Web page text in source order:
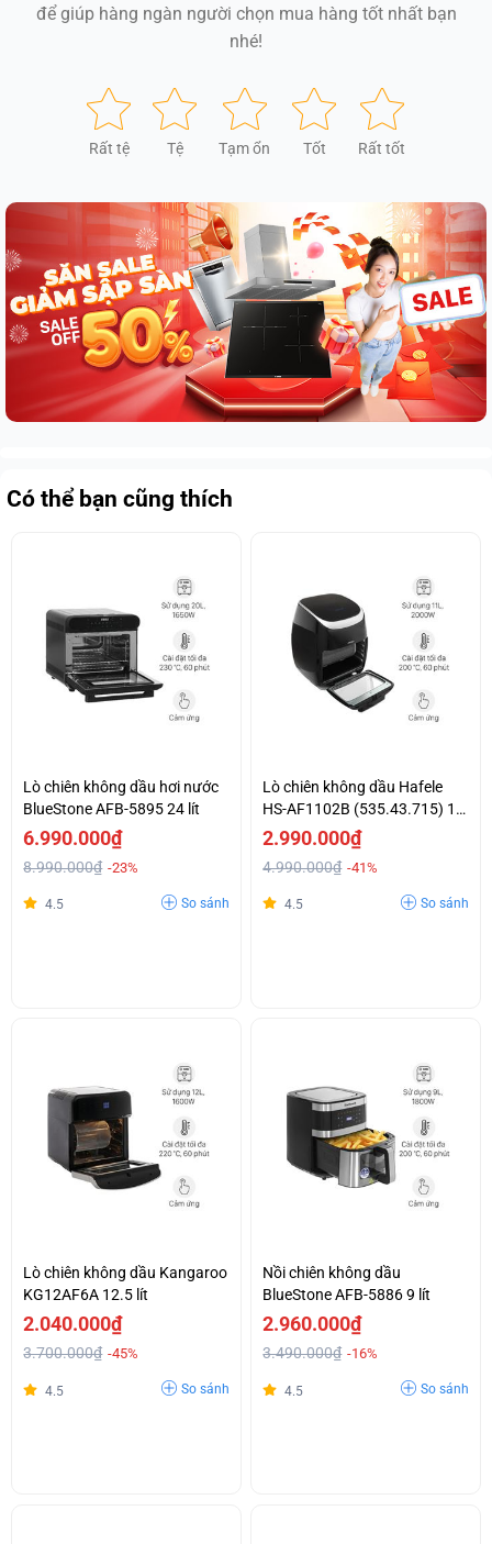
để giúp hàng ngàn người chọn mua hàng tốt nhất bạn
nhé!
Rất tệ Tệ Tạm ổn Tốt Rất tốt
Có thể bạn cũng thích
Lò chiên không dầu hơi nước
BlueStone AFB-5895 24 lít
6.990.000₫
8.990.000₫ -23%
4.5 So sánh
Lò chiên không dầu Hafele
HS-AF1102B (535.43.715) 11
lít
2.990.000₫
4.990.000₫ -41%
4.5 So sánh
Lò chiên không dầu Kangaroo
KG12AF6A 12.5 lít
2.040.000₫
3.700.000₫ -45%
4.5 So sánh
Nồi chiên không dầu
BlueStone AFB-5886 9 lít
2.960.000₫
3.490.000₫ -16%
4.5 So sánh